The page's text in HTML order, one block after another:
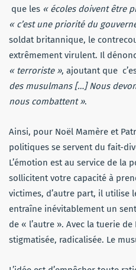
que les « écoles doivent être
« c’est une priorité du
soldat britannique, le
extrêmement virulent. Il
« terroriste », ajoutant que
des musulmans […] Nous
nous combattent ».
Ainsi, pour Noël Mamère et
politiques se servent du fait-
L’émotion est au service de la
sollicitent votre capacité à
victimes, d’autre part, il utilise
entraîne inévitablement un
de « l’autre ». Avec la tuerie
stigmatisée, radicalisée. Le